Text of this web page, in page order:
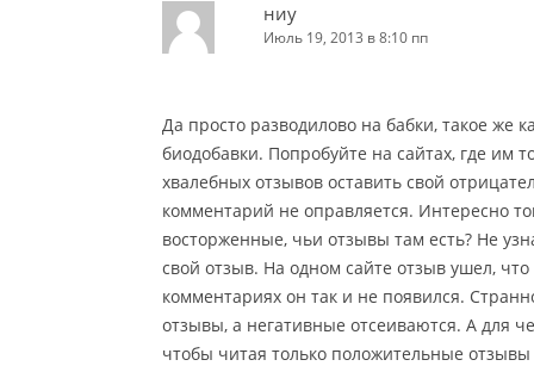
ниу
Июль 19, 2013 в 8:10 пп
Да просто разводилово на бабки, такое же
биодобавки. Попробуйте на сайтах, где им
хвалебных отзывов оставить свой
комментарий не оправляется. Интересно
восторженные, чьи отзывы там есть? Не
свой отзыв. На одном сайте отзыв ушел, что
комментариях он так и не появился.
отзывы, а негативные отсеиваются. А для
чтобы читая только положительные